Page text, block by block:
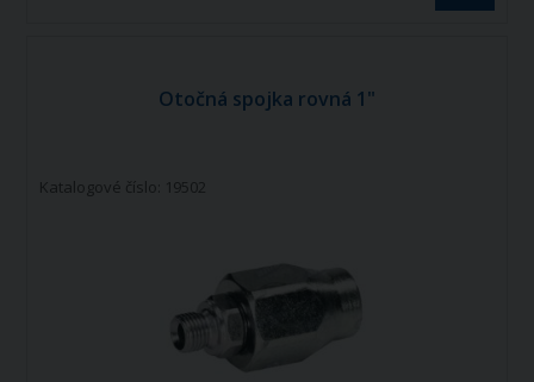
Otočná spojka rovná 1"
Katalogové číslo: 19502